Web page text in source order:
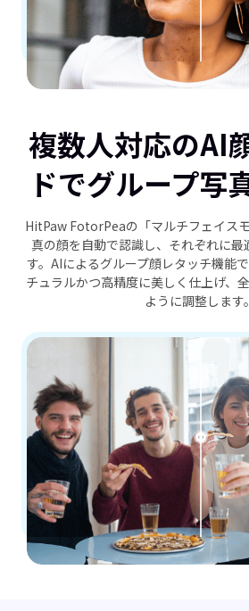
複数人対応のAI
ドでグループ写
HitPaw FotorPeaの「マルチフェイス
真の顔を自動で認識し、それぞれに最
す。AIによるグループ顔レタッチ機能
チュラルかつ高精度に美しく仕上げ、
ように調整します。